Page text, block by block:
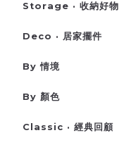
Storage · 收納好物
Deco · 居家擺件
By 情境
By 顏色
Classic · 經典回顧